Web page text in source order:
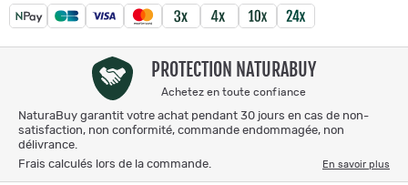
PROTECTION NATURABUY
Achetez en toute confiance
NaturaBuy garantit votre achat pendant 30 jours en cas de non-
satisfaction, non conformité, commande endommagée, non
délivrance.
Frais calculés lors de la commande.
En savoir plus